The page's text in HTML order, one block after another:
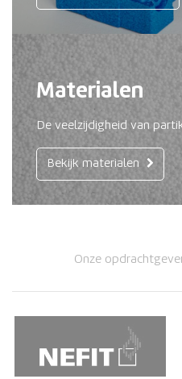
Materialen
De veelzijdigheid van
Bekijk materialen
Onze